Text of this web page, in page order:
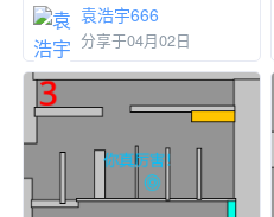
袁浩宇666
分享于04月02日